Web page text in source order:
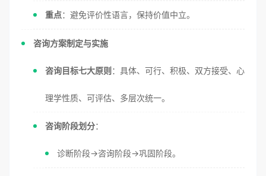
重点：避免评价性语言，保持价值中立。
咨询方案制定与实施
咨询目标七大原则 ：具体、可行、积极、双方接受、心
理学性质、可评估、多层次统一。
咨询阶段划分：
诊断阶段→咨询阶段→巩固阶段。